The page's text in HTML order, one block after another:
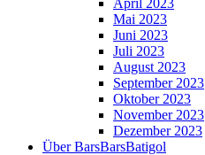
Mai 2023
Juni 2023
Juli 2023
August 2023
September 2023
Oktober 2023
November 2023
Dezember 2023
Über BarsBarsBatigol